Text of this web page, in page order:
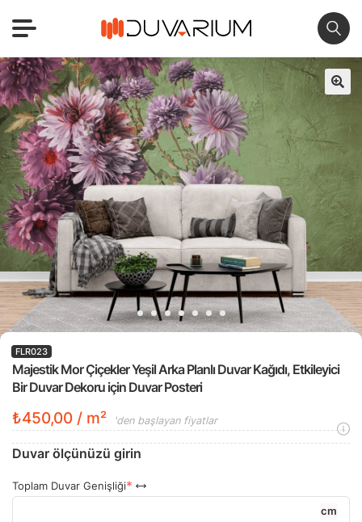
🔍
Majestik Mor Çiçekler Yeşil Arka Planlı Duvar Kağıdı, Etkileyici
Bir Duvar Dekoru için Duvar Posteri
FLR023
₺450,00 / m² 'den başlayan fiyatlar
Duvar ölçünüzü girin
Toplam Duvar Genişliği
cm